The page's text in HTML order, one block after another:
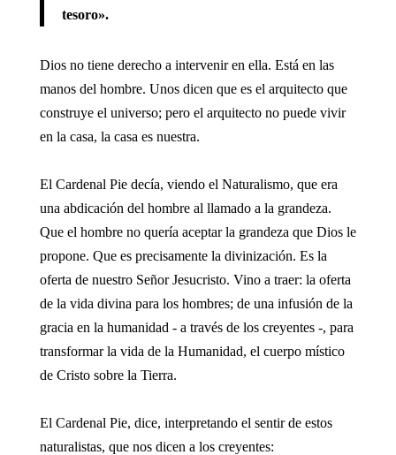
tesoro».
Dios no tiene derecho a intervenir en ella. Está en las
manos del hombre. Unos dicen que es el arquitecto que
construye el universo; pero el arquitecto no puede vivir
en la casa, la casa es nuestra.
El Cardenal Pie decía, viendo el Naturalismo, que era
una abdicación del hombre al llamado a la grandeza.
Que el hombre no quería aceptar la grandeza que Dios le
propone. Que es precisamente la divinización. Es la
oferta de nuestro Señor Jesucristo. Vino a traer: la oferta
de la vida divina para los hombres; de una infusión de la
gracia en la humanidad - a través de los creyentes -, para
transformar la vida de la Humanidad, el cuerpo místico
de Cristo sobre la Tierra.
El Cardenal Pie, dice, interpretando el sentir de estos
naturalistas, que nos dicen a los creyentes: